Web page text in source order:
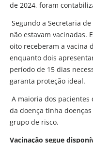
de 2024, foram
Segundo a Secretaria
não estavam vacinadas.
oito receberam a vacina
enquanto dois
período de 15 dias
garanta proteção ideal.
A maioria dos
da doença tinha
grupo de risco.
Vacinação segue